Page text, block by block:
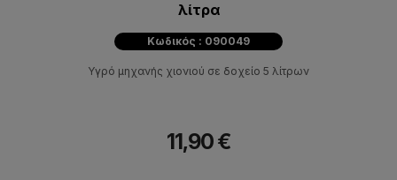
λίτρα
Κωδικός : 090049
Υγρό μηχανής χιονιού σε δοχείο 5 λίτρων
11,90 €